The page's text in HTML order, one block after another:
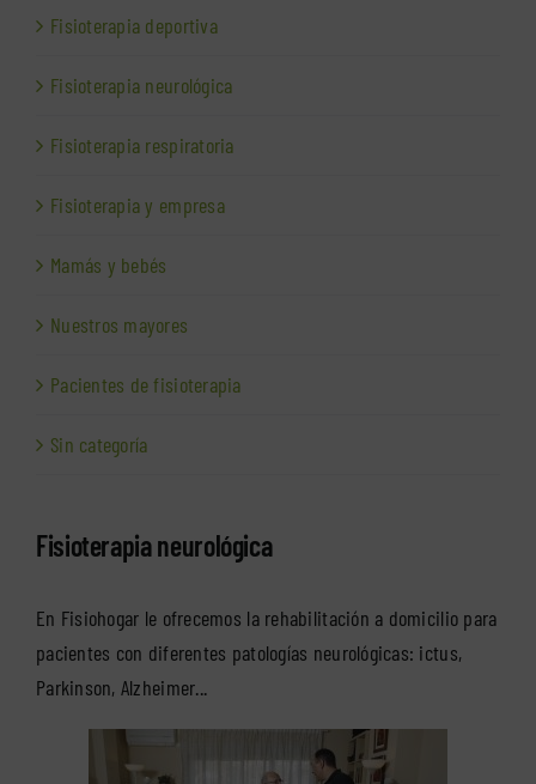
Fisioterapia deportiva
Fisioterapia neurológica
Fisioterapia respiratoria
Fisioterapia y empresa
Mamás y bebés
Nuestros mayores
Pacientes de fisioterapia
Sin categoría
Fisioterapia neurológica
En Fisiohogar le ofrecemos la rehabilitación a domicilio para
pacientes con diferentes patologías neurológicas: ictus,
Parkinson, Alzheimer...